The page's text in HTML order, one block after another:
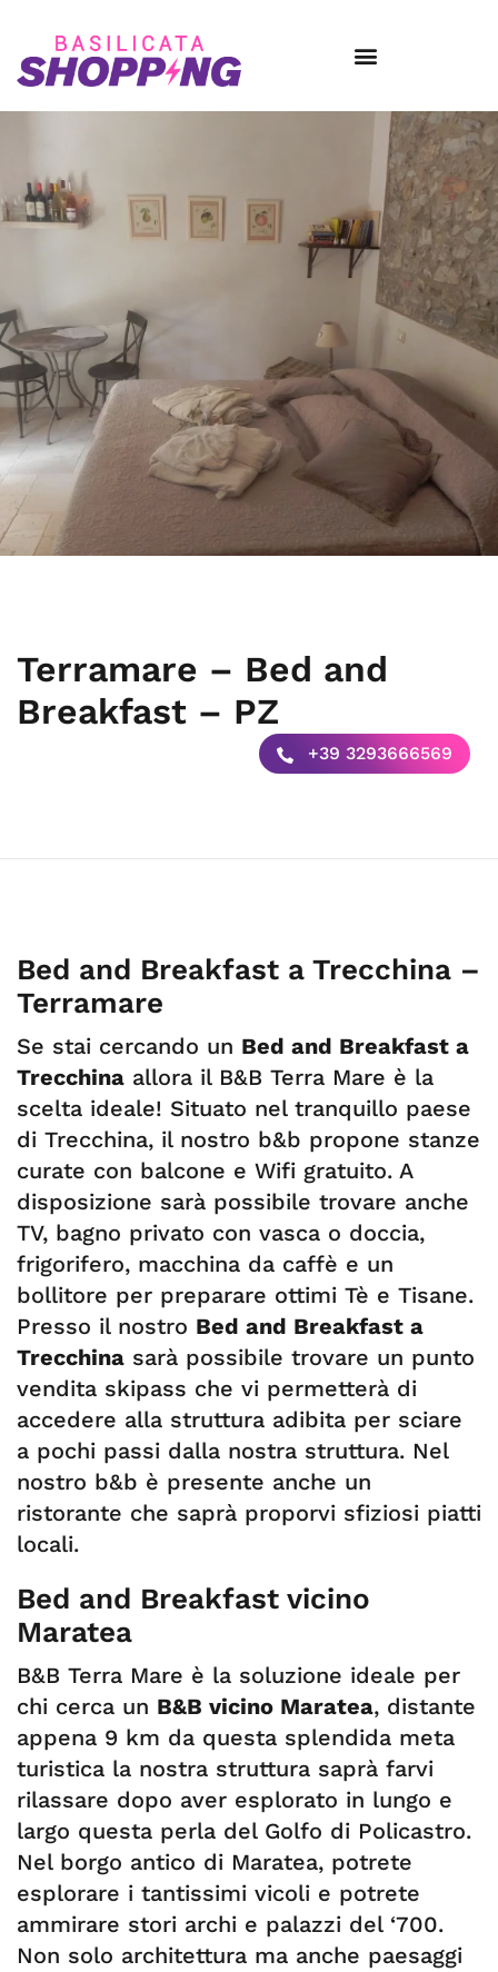
Terramare – Bed and
Breakfast – PZ
+39 3293666569
Bed and Breakfast a Trecchina –
Terramare
Se stai cercando un Bed and Breakfast a
Trecchina allora il B&B Terra Mare è la
scelta ideale! Situato nel tranquillo paese
di Trecchina, il nostro b&b propone stanze
curate con balcone e Wifi gratuito. A
disposizione sarà possibile trovare anche
TV, bagno privato con vasca o doccia,
frigorifero, macchina da caffè e un
bollitore per preparare ottimi Tè e Tisane.
Presso il nostro Bed and Breakfast a
Trecchina sarà possibile trovare un punto
vendita skipass che vi permetterà di
accedere alla struttura adibita per sciare
a pochi passi dalla nostra struttura. Nel
nostro b&b è presente anche un
ristorante che saprà proporvi sfiziosi piatti
locali.
Bed and Breakfast vicino
Maratea
B&B Terra Mare è la soluzione ideale per
chi cerca un B&B vicino Maratea, distante
appena 9 km da questa splendida meta
turistica la nostra struttura saprà farvi
rilassare dopo aver esplorato in lungo e
largo questa perla del Golfo di Policastro.
Nel borgo antico di Maratea, potrete
esplorare i tantissimi vicoli e potrete
ammirare stori archi e palazzi del ‘700.
Non solo architettura ma anche paesaggi